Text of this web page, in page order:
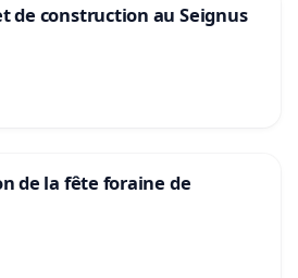
de construction au Seignus
de la fête foraine de